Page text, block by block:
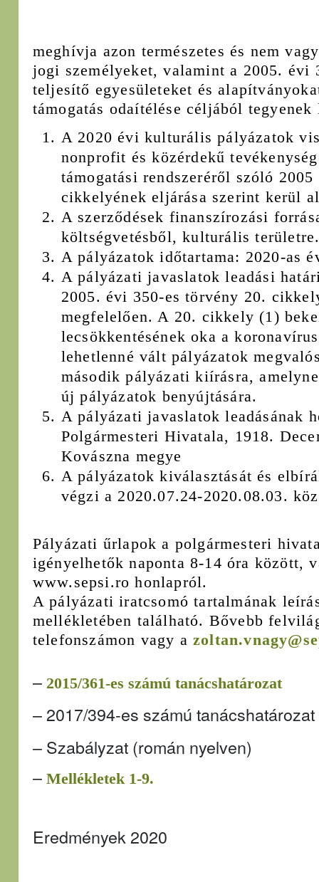
meghívja azon természetes és nem
jogi személyeket, valamint a 2005. évi
teljesítő egyesületeket és
támogatás odaítélése céljából
A 2020 évi kulturális pályázatok
nonprofit és közérdekű
támogatási rendszeréről szóló
cikkelyének eljárása szerint kerül
A szerződések finanszírozási
költségvetésből, kulturális
A pályázatok időtartama: 2020-as
A pályázati javaslatok leadási
2005. évi 350-es törvény 20.
megfelelően. A 20. cikkely (1)
lecsökkentésének oka a
lehetlenné vált pályázatok
második pályázati kiírásra,
új pályázatok benyújtására.
A pályázati javaslatok leadásának
Polgármesteri Hivatala, 1918.
Kovászna megye
A pályázatok kiválasztását és
végzi a 2020.07.24-2020.08.03.
Pályázati űrlapok a polgármesteri
igényelhetők naponta 8-14 óra között,
www.sepsi.ro honlapról.
A pályázati iratcsomó tartalmának
mellékletében található. Bővebb
telefonszámon vagy a
– 2015/361-es számú tanácshatározat
–2017/394-es számú tanácshatározat
– Szabályzat (román nyelven)
– Mellékletek 1-9.
Eredmények 2020